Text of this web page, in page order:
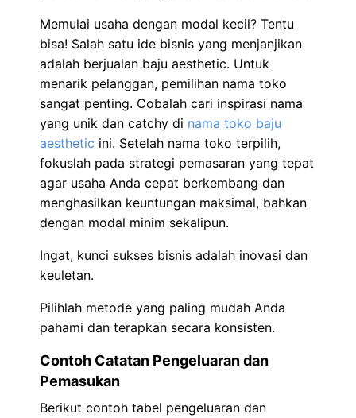
Memulai usaha dengan modal kecil? Tentu
bisa! Salah satu ide bisnis yang menjanjikan
adalah berjualan baju aesthetic. Untuk
menarik pelanggan, pemilihan nama toko
sangat penting. Cobalah cari inspirasi nama
yang unik dan catchy di nama toko baju
aesthetic ini. Setelah nama toko terpilih,
fokuslah pada strategi pemasaran yang tepat
agar usaha Anda cepat berkembang dan
menghasilkan keuntungan maksimal, bahkan
dengan modal minim sekalipun.
Ingat, kunci sukses bisnis adalah inovasi dan
keuletan.
Pilihlah metode yang paling mudah Anda
pahami dan terapkan secara konsisten.
Contoh Catatan Pengeluaran dan
Pemasukan
Berikut contoh tabel pengeluaran dan